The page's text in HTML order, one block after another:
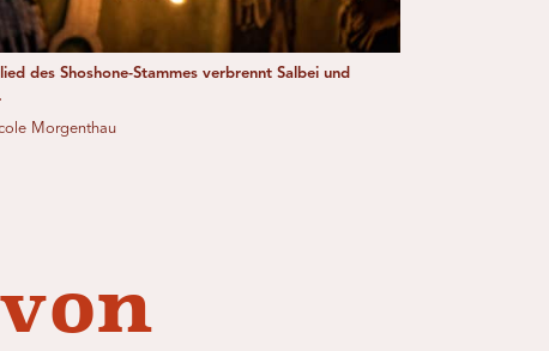
des Shoshone-Stammes verbrennt Salbei und
Morgenthau